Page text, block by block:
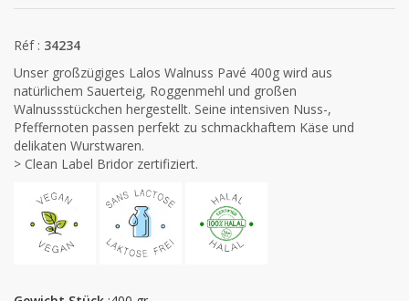
Réf : 34234
Unser großzügiges Lalos Walnuss Pavé 400g wird aus
natürlichem Sauerteig, Roggenmehl und großen
Walnussstückchen hergestellt. Seine intensiven Nuss-,
Pfeffernoten passen perfekt zu schmackhaftem Käse und
delikaten Wurstwaren.
> Clean Label Bridor zertifiziert.